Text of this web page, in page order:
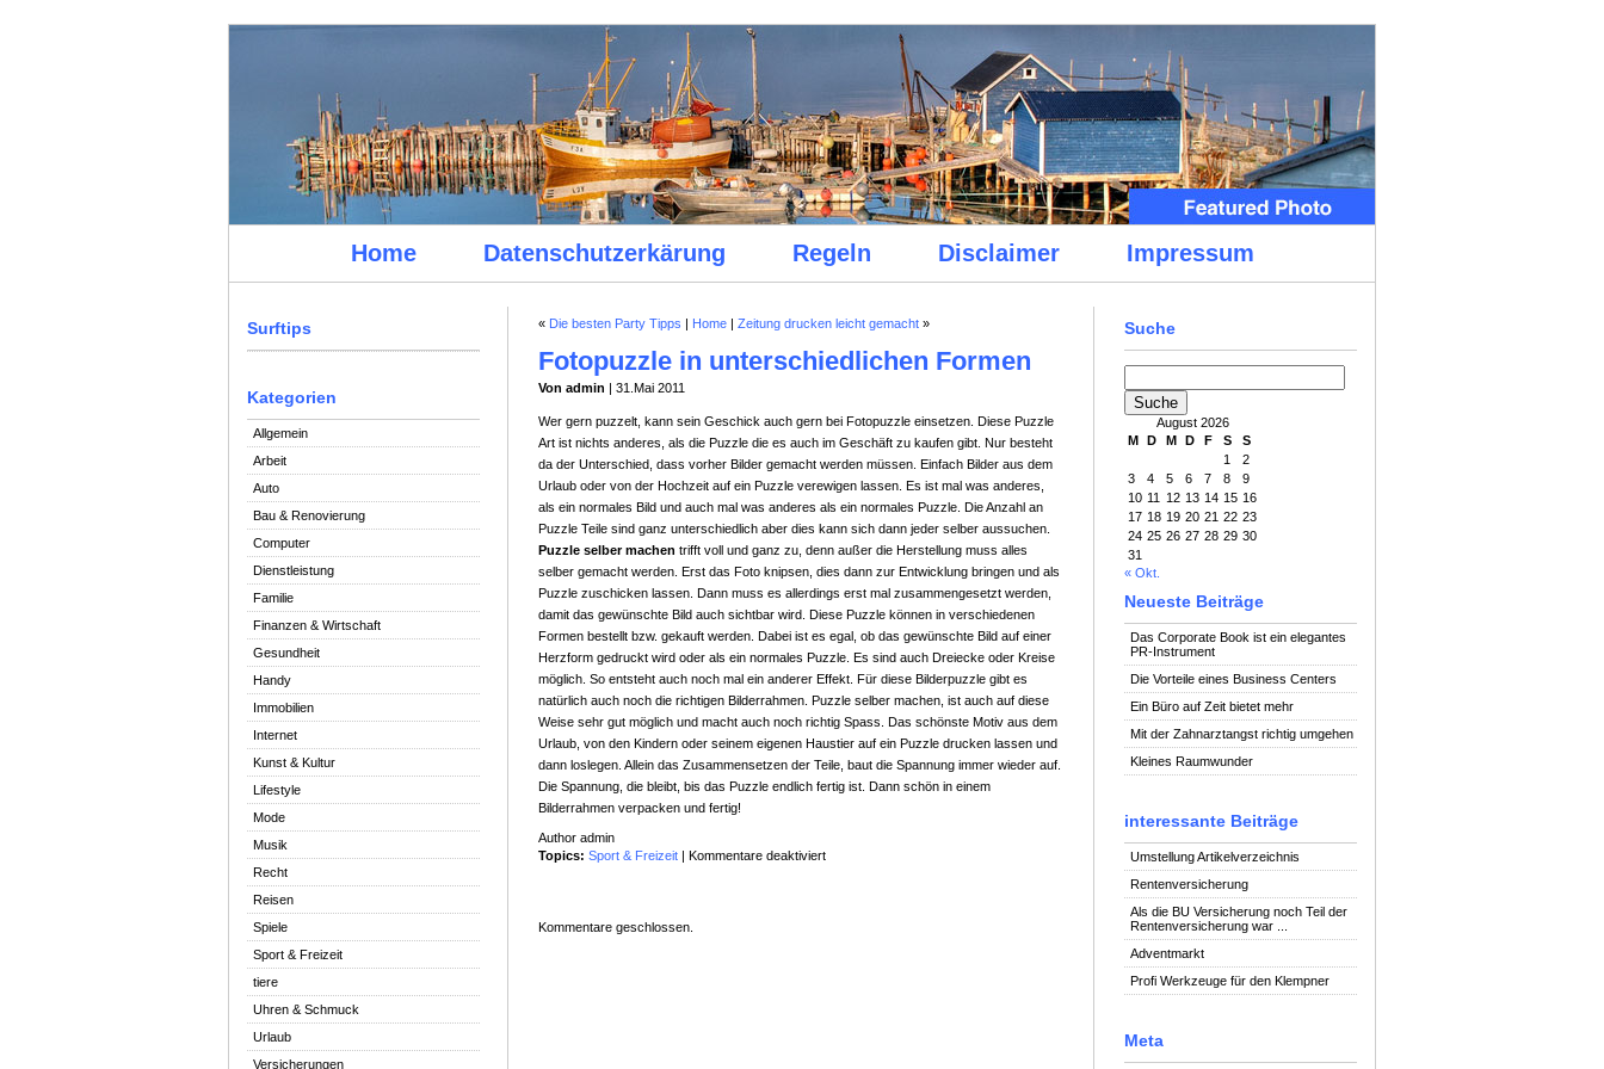
Home Datenschutzerkärung Regeln Disclaimer Impressum
Surftips
Kategorien
Allgemein
Arbeit
Auto
Bau & Renovierung
Computer
Dienstleistung
Familie
Finanzen & Wirtschaft
Gesundheit
Handy
Immobilien
Internet
Kunst & Kultur
Lifestyle
Mode
Musik
Recht
Reisen
Spiele
Sport & Freizeit
tiere
Uhren & Schmuck
Urlaub
Versicherungen
Suche
August 2026
M D M D F S
S
1
2
3
4 5 6 7 8
9
10 11 12 13 14 15 16
17 18 19 20 21 22 23
24 25 26 27 28 29 30
31
« Okt.
Neueste Beiträge
Das Corporate Book ist ein elegantes
PR-Instrument
Die Vorteile eines Business Centers
Ein Büro auf Zeit bietet mehr
Mit der Zahnarztangst richtig umgehen
Kleines Raumwunder
interessante Beiträge
Umstellung Artikelverzeichnis
Rentenversicherung
Als die BU Versicherung noch Teil der
Rentenversicherung war ...
Adventmarkt
Profi Werkzeuge für den Klempner
Meta
« Die besten Party Tipps | Home | Zeitung drucken leicht gemacht »
Fotopuzzle in unterschiedlichen Formen
Von admin | 31.Mai 2011
Wer gern puzzelt, kann sein Geschick auch gern bei Fotopuzzle einsetzen. Diese Puzzle
Art ist nichts anderes, als die Puzzle die es auch im Geschäft zu kaufen gibt. Nur besteht
da der Unterschied, dass vorher Bilder gemacht werden müssen. Einfach Bilder aus dem
Urlaub oder von der Hochzeit auf ein Puzzle verewigen lassen. Es ist mal was anderes,
als ein normales Bild und auch mal was anderes als ein normales Puzzle. Die Anzahl an
Puzzle Teile sind ganz unterschiedlich aber dies kann sich dann jeder selber aussuchen.
Puzzle selber machen trifft voll und ganz zu, denn außer die Herstellung muss alles
selber gemacht werden. Erst das Foto knipsen, dies dann zur Entwicklung bringen und als
Puzzle zuschicken lassen. Dann muss es allerdings erst mal zusammengesetzt werden,
damit das gewünschte Bild auch sichtbar wird. Diese Puzzle können in verschiedenen
Formen bestellt bzw. gekauft werden. Dabei ist es egal, ob das gewünschte Bild auf einer
Herzform gedruckt wird oder als ein normales Puzzle. Es sind auch Dreiecke oder Kreise
möglich. So entsteht auch noch mal ein anderer Effekt. Für diese Bilderpuzzle gibt es
natürlich auch noch die richtigen Bilderrahmen. Puzzle selber machen, ist auch auf diese
Weise sehr gut möglich und macht auch noch richtig Spass. Das schönste Motiv aus dem
Urlaub, von den Kindern oder seinem eigenen Haustier auf ein Puzzle drucken lassen und
dann loslegen. Allein das Zusammensetzen der Teile, baut die Spannung immer wieder auf.
Die Spannung, die bleibt, bis das Puzzle endlich fertig ist. Dann schön in einem
Bilderrahmen verpacken und fertig!
Author admin
Topics: Sport & Freizeit | Kommentare deaktiviertfür
Kommentare geschlossen.